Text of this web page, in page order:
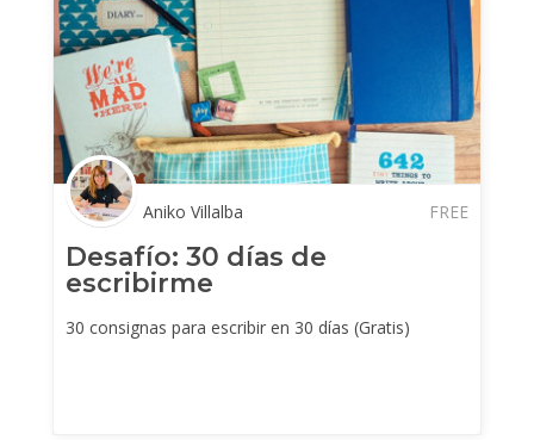
Aniko Villalba FREE
Desafío: 30 días de
escribirme
30 consignas para escribir en 30 días (Gratis)